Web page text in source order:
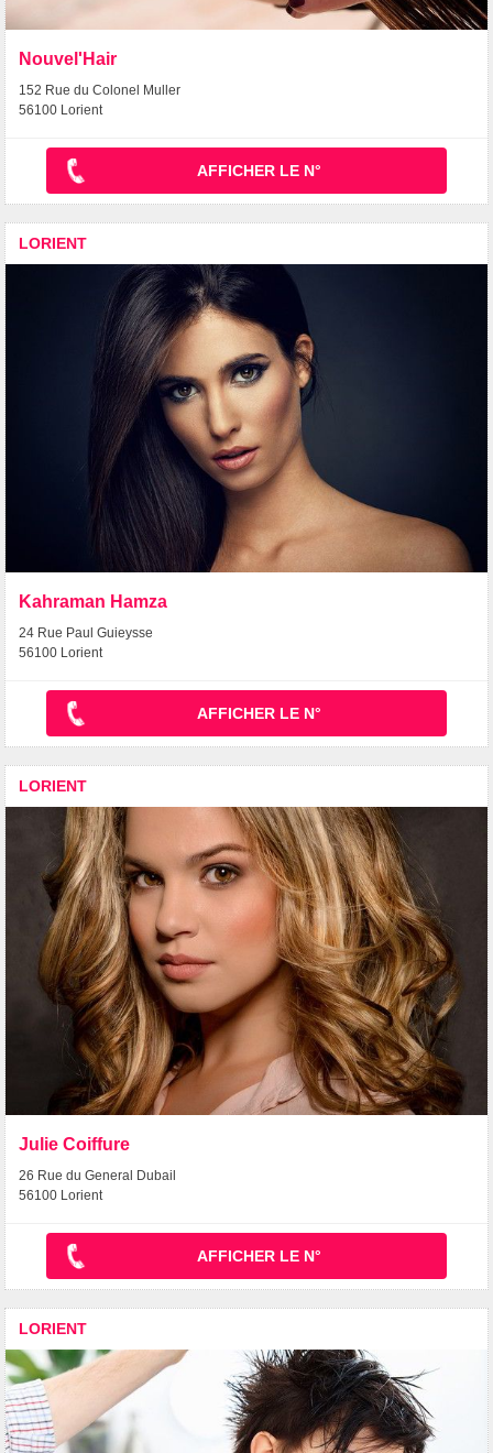
Nouvel'Hair
152 Rue du Colonel Muller
56100 Lorient
AFFICHER LE N°
LORIENT
Kahraman Hamza
24 Rue Paul Guieysse
56100 Lorient
AFFICHER LE N°
LORIENT
Julie Coiffure
26 Rue du General Dubail
56100 Lorient
AFFICHER LE N°
LORIENT